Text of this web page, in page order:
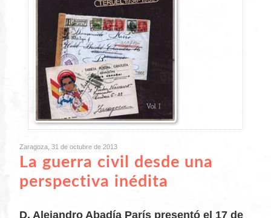
Zaragoza, 31 de octubre de 2013
La guerra civil desde una
perspectiva inédita
D. Alejandro Abadía París presentó el 17 de